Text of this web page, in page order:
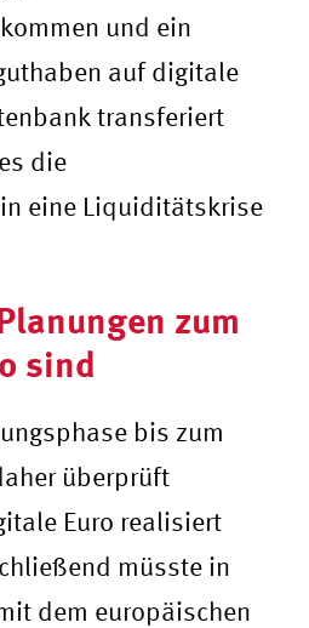
und ein
auf digitale
transferiert
die
eine Liquiditätskrise
zum
sind
bis zum
überprüft
Euro realisiert
müsste in
dem europäischen